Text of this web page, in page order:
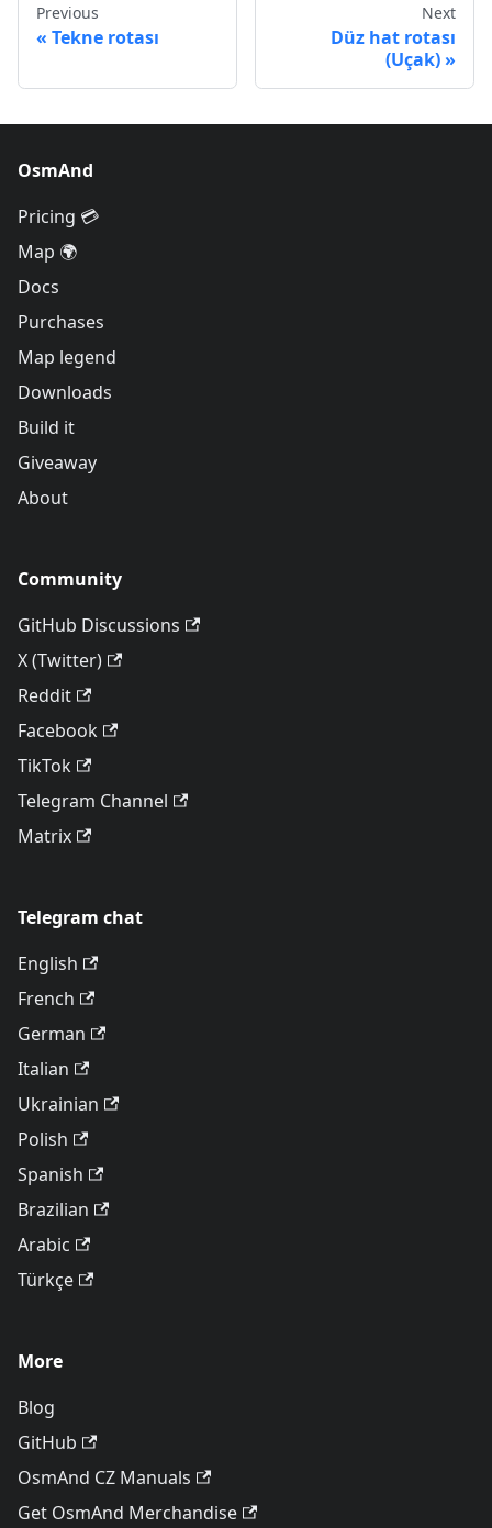
Previous
Tekne rotası
Next
Düz hat rotası
(Uçak)
OsmAnd
Pricing 💳
Map 🌍
Docs
Purchases
Map legend
Downloads
Build it
Giveaway
About
Community
GitHub Discussions
X (Twitter)
Reddit
Facebook
TikTok
Telegram Channel
Matrix
Telegram chat
English
French
German
Italian
Ukrainian
Polish
Spanish
Brazilian
Arabic
Türkçe
More
Blog
GitHub
OsmAnd CZ Manuals
Get OsmAnd Merchandise